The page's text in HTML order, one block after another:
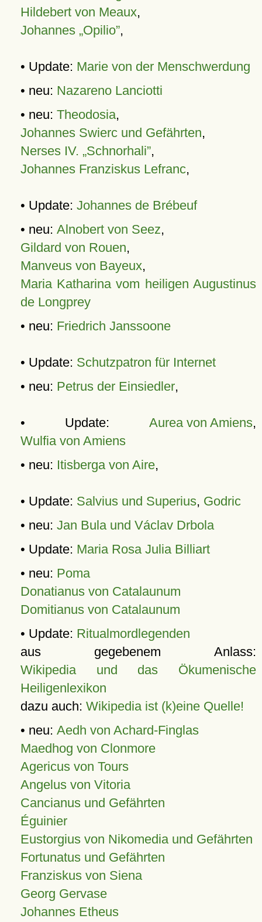
Hildebert von Meaux,
Johannes „Opilio”,
• Update: Marie von der Menschwerdung
• neu: Nazareno Lanciotti
• neu: Theodosia,
Johannes Swierc und Gefährten,
Nerses IV. „Schnorhali”,
Johannes Franziskus Lefranc,
• Update: Johannes de Brébeuf
• neu: Alnobert von Seez,
Gildard von Rouen,
Manveus von Bayeux,
Maria Katharina vom heiligen Augustinus
de Longprey
• neu: Friedrich Janssoone
• Update: Schutzpatron für Internet
• neu: Petrus der Einsiedler,
• Update: Aurea von Amiens,
Wulfia von Amiens
• neu: Itisberga von Aire,
• Update: Salvius und Superius, Godric
• neu: Jan Bula und Václav Drbola
• Update: Maria Rosa Julia Billiart
• neu: Poma
Donatianus von Catalaunum
Domitianus von Catalaunum
• Update: Ritualmordlegenden
aus gegebenem Anlass:
Wikipedia und das Ökumenische
Heiligenlexikon
dazu auch: Wikipedia ist (k)eine Quelle!
• neu: Aedh von Achard-Finglas
Maedhog von Clonmore
Agericus von Tours
Angelus von Vitoria
Cancianus und Gefährten
Éguinier
Eustorgius von Nikomedia und Gefährten
Fortunatus und Gefährten
Franziskus von Siena
Georg Gervase
Johannes Etheus